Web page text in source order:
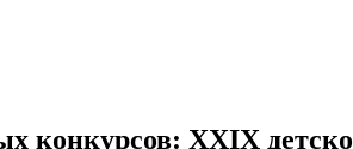
конкурсов: XXIX